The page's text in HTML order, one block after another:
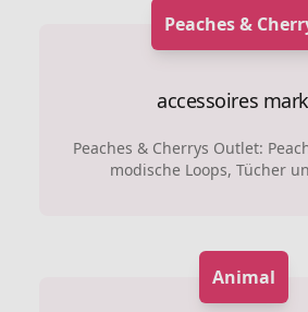
Peaches &
accessoires
Peaches & Cherrys Outlet:
modische Loops, Tücher
Animal